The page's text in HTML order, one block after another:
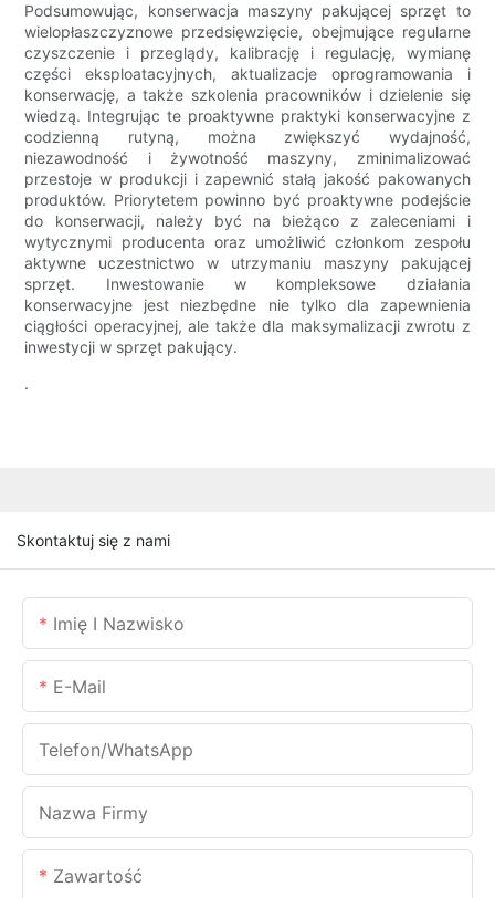
Podsumowując, konserwacja maszyny pakującej sprzęt to
wielopłaszczyznowe przedsięwzięcie, obejmujące regularne
czyszczenie i przeglądy, kalibrację i regulację, wymianę
części eksploatacyjnych, aktualizacje oprogramowania i
konserwację, a także szkolenia pracowników i dzielenie się
wiedzą. Integrując te proaktywne praktyki konserwacyjne z
codzienną rutyną, można zwiększyć wydajność,
niezawodność i żywotność maszyny, zminimalizować
przestoje w produkcji i zapewnić stałą jakość pakowanych
produktów. Priorytetem powinno być proaktywne podejście
do konserwacji, należy być na bieżąco z zaleceniami i
wytycznymi producenta oraz umożliwić członkom zespołu
aktywne uczestnictwo w utrzymaniu maszyny pakującej
sprzęt. Inwestowanie w kompleksowe działania
konserwacyjne jest niezbędne nie tylko dla zapewnienia
ciągłości operacyjnej, ale także dla maksymalizacji zwrotu z
inwestycji w sprzęt pakujący.
.
Skontaktuj się z nami
Imię I Nazwisko
E-Mail
Telefon/WhatsApp
Nazwa Firmy
Zawartość